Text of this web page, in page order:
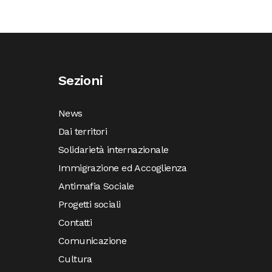
Sezioni
News
Dai territori
Solidarietà internazionale
Immigrazione ed Accoglienza
Antimafia Sociale
Progetti sociali
Contatti
Comunicazione
Cultura